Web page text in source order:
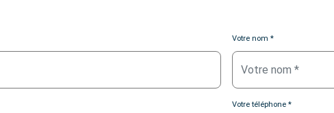
Votre nom *
Votre téléphone *